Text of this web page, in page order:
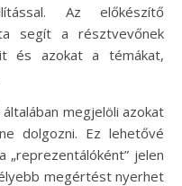
Az előkészítő
segít a résztvevőnek
és azokat a témákat,
megjelöli azokat
dolgozni. Ez lehetővé
jelen
megértést nyerhet